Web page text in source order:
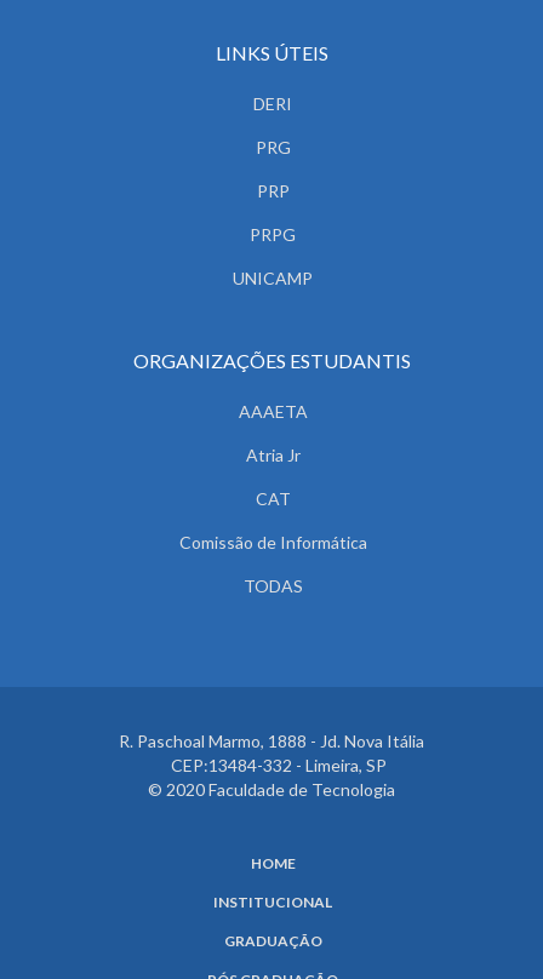
LINKS ÚTEIS
DERI
PRG
PRP
PRPG
UNICAMP
ORGANIZAÇÕES ESTUDANTIS
AAAETA
Atria Jr
CAT
Comissão de Informática
TODAS
R. Paschoal Marmo, 1888 - Jd. Nova Itália
CEP:13484-332 - Limeira, SP
© 2020 Faculdade de Tecnologia
HOME
INSTITUCIONAL
GRADUAÇÃO